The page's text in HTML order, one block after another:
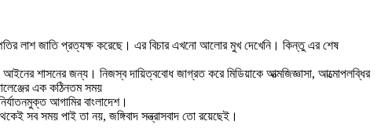
লাশ জাতি প্রত্যক্ষ করেছে। এর বিচার এখনো আলোর মুখ দেখেনি। কিন্তু এর শেষ
আইনের শাসনের জন্য। নিজস্ব দায়িত্ববোধ জাগ্রত করে মিডিয়াকে আত্মজিজ্ঞাসা, আত্মোপলব্ধির
এক কঠিনতম সময়
আগামির বাংলাদেশ।
সব সময় পাই তা নয়, জঙ্গিবাদ সন্ত্রাসবাদ তো রয়েছেই।